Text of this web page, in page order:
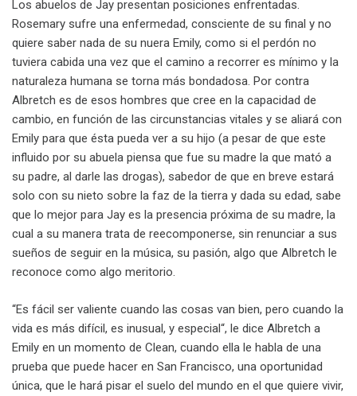
Los abuelos de Jay presentan posiciones enfrentadas.
Rosemary sufre una enfermedad, consciente de su final y no
quiere saber nada de su nuera Emily, como si el perdón no
tuviera cabida una vez que el camino a recorrer es mínimo y la
naturaleza humana se torna más bondadosa. Por contra
Albretch es de esos hombres que cree en la capacidad de
cambio, en función de las circunstancias vitales y se aliará con
Emily para que ésta pueda ver a su hijo (a pesar de que este
influido por su abuela piensa que fue su madre la que mató a
su padre, al darle las drogas), sabedor de que en breve estará
solo con su nieto sobre la faz de la tierra y dada su edad, sabe
que lo mejor para Jay es la presencia próxima de su madre, la
cual a su manera trata de reecomponerse, sin renunciar a sus
sueños de seguir en la música, su pasión, algo que Albretch le
reconoce como algo meritorio.
“Es fácil ser valiente cuando las cosas van bien, pero cuando la
vida es más difícil, es inusual, y especial“, le dice Albretch a
Emily en un momento de Clean, cuando ella le habla de una
prueba que puede hacer en San Francisco, una oportunidad
única, que le hará pisar el suelo del mundo en el que quiere vivir,